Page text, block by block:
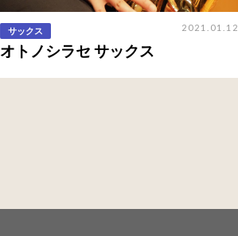
サックス 2021.01.12
オトノシラセ サックス